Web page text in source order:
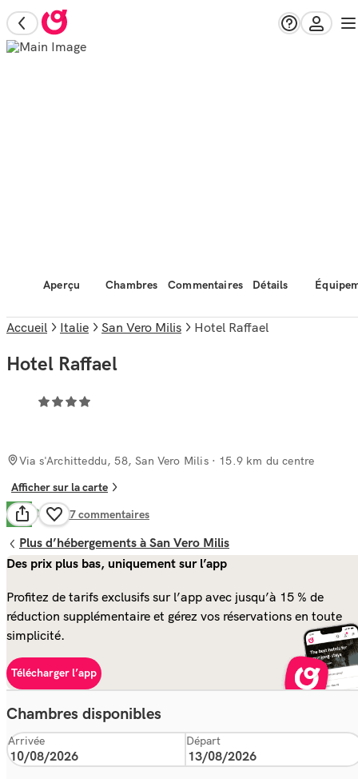
Aperçu Chambres Commentaires Détails
Accueil Italie San Vero Milis Hotel Raffael
Hotel Raffael
Via s'Architteddu, 58, San Vero Milis· 15.9 km du centre
Afficher sur la carte
7.9 Bien187commentaires
Plus d’hébergements à San Vero Milis
Des prix plus bas, uniquement sur l’app
Profitez de tarifs exclusifs sur l’app avec jusqu’à 15 % de
réduction supplémentaire et gérez vos réservations en toute
simplicité.
Télécharger l’app
Chambres disponibles
Arrivée Départ